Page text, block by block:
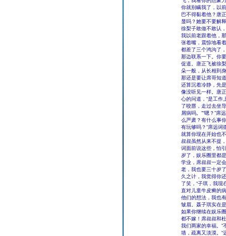
你就别瞒我了，以
巴不得黏着他？唐
显吗？她要不要解
徐梨子敢做不敢认
我以前老跟着他，
张着嘴，震惊地看
都差了三个鸿沟了
那边联系一下。你
促道。唐正飞被徐
朵一般，从长相到
那还是要让席哥知
还算沉着冷静，先
像没听见一样。唐
心的问道，“是工作
了咬唇，走过去坐
屑病吗。”“嗯？”席
么严肃？有什么事
有玩够吗？”席远词
就算你现在开始也
叔叔虽然从来不提
词面前说这些，怕
岁了，娱乐圈里都
学业，席叔叔一定
老，我也要三十岁
久之计，我觉得你
了笑，“子琪，我现
直对儿童牛皮癣的
他们的想法，我也
皱眉。聂子琪实在
如果你继续在娱乐
都不嫁！席叔叔和
我们两家的幸福。”
墙，疏离又淡漠。“